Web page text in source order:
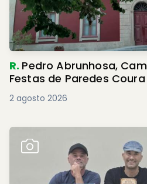
R. Pedro Abrunhosa,
Festas de Paredes Coura
2 agosto 2026